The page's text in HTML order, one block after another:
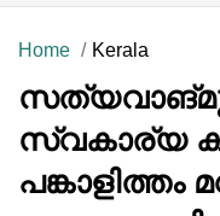
Home Kerala
സ്വകാര്യ
പങ്കാളിത്തം